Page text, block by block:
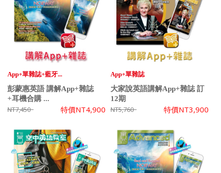
App+單雜誌+藍牙...
彭蒙惠英語 講解App+雜誌
+耳機合購 ...
NT7,450 特價NT4,900
App+單雜誌
大家說英語講解App+雜誌 訂
12期
NT5,760 特價NT3,900